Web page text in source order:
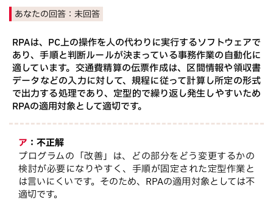
あなたの回答： 未回答
RPAは、PC上の操作を人の代わりに実行するソフトウェアで
あり、手順と判断ルールが決まっている事務作業の自動化に
適しています。交通費精算の伝票作成は、区間情報や領収書
データなどの入力に対して、規程に従って計算し所定の形式
で出力する処理であり、定型的で繰り返し発生しやすいため
RPAの適用対象として適切です。
ア ： 不正解
プログラムの「改善」は、どの部分をどう変更するかの
検討が必要になりやすく、手順が固定された定型作業と
は言いにくいです。そのため、RPAの適用対象としては不
適切です。